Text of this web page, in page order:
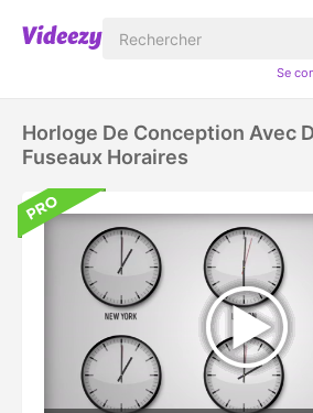
Se
Horloge De Conception Avec
Fuseaux Horaires